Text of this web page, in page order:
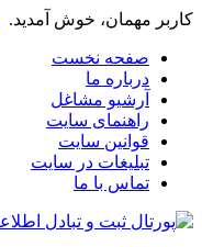
کاربر مهمان، خوش آمدید.
صفحه نخست
درباره ما
آرشیو مشاغل
راهنمای سایت
قوانین سایت
تبلیغات در سایت
تماس با ما